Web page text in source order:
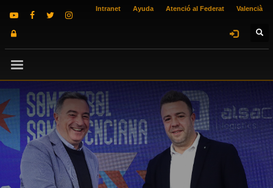
Intranet Ayuda Atenció al Federat Valencià